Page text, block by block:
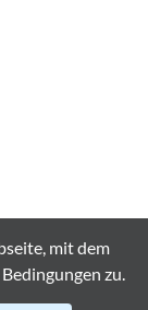
und es
mit dem
zu.